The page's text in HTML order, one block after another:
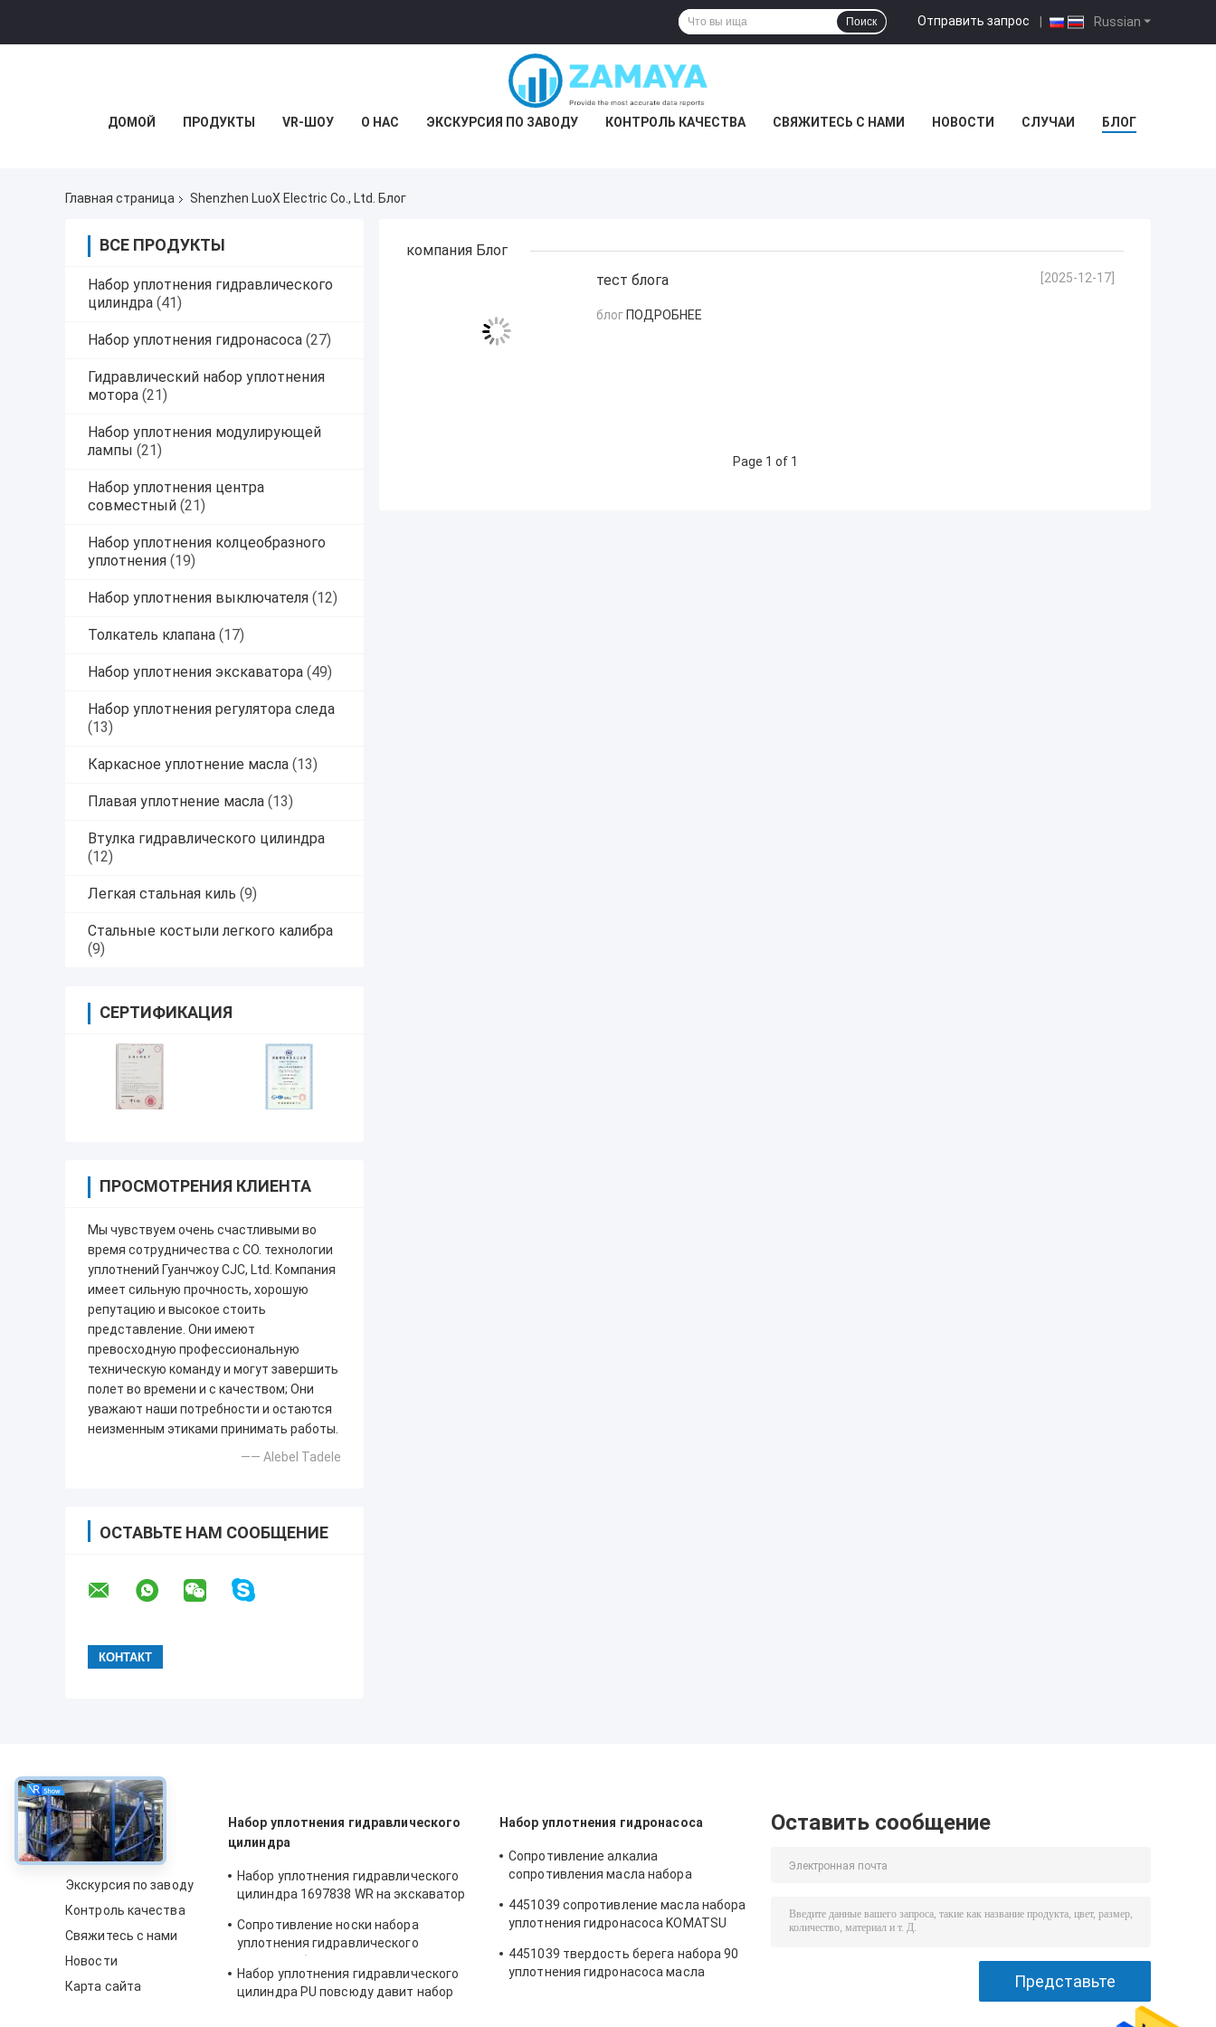
Russian
Отправить запрос |
Поиск
ДОМОЙ ПРОДУКТЫ VR-ШОУ О НАС ЭКСКУРСИЯ ПО ЗАВОДУ КОНТРОЛЬ КАЧЕСТВА СВЯЖИТЕСЬ С НАМИ НОВОСТИ СЛУЧАИ БЛОГ
Главная страница Shenzhen LuoX Electric Co., Ltd. Блог
ВСЕ ПРОДУКТЫ
Набор уплотнения гидравлического
цилиндра (41)
Набор уплотнения гидронасоса (27)
Гидравлический набор уплотнения
мотора (21)
Набор уплотнения модулирующей
лампы (21)
Набор уплотнения центра
совместный (21)
Набор уплотнения колцеобразного
уплотнения (19)
Набор уплотнения выключателя (12)
Толкатель клапана (17)
Набор уплотнения экскаватора (49)
Набор уплотнения регулятора следа
(13)
Каркасное уплотнение масла (13)
Плавая уплотнение масла (13)
Втулка гидравлического цилиндра
(12)
Легкая стальная киль (9)
Стальные костыли легкого калибра
(9)
СЕРТИФИКАЦИЯ
ПРОСМОТРЕНИЯ КЛИЕНТА
Мы чувствуем очень счастливыми во
время сотрудничества с CO. технологии
уплотнений Гуанчжоу CJC, Ltd. Компания
имеет сильную прочность, хорошую
репутацию и высокое стоить
представление. Они имеют
превосходную профессиональную
техническую команду и могут завершить
полет во времени и с качеством; Они
уважают наши потребности и остаются
неизменным этиками принимать работы.
—— Alebel Tadele
ОСТАВЬТЕ НАМ СООБЩЕНИЕ
компания Блог
тест блога
[2025-12-17]
блог ПОДРОБНЕЕ
Page 1 of 1
около
О нас
Экскурсия по заводу
Контроль качества
Свяжитесь с нами
Новости
Карта сайта
Набор уплотнения гидравлического
цилиндра
Набор уплотнения гидравлического
цилиндра 1697838 WR на экскаватор
Сопротивление носки набора
уплотнения гидравлического
Набор уплотнения гидравлического
цилиндра PU повсюду давит набор
Набор уплотнения гидронасоса
Сопротивление алкалиа
сопротивления масла набора
4451039 сопротивление масла набора
уплотнения гидронасоса KOMATSU
4451039 твердость берега набора 90
уплотнения гидронасоса масла
Оставить сообщение